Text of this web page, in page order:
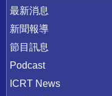
最新消息
新聞報導
節目訊息
Podcast
ICRT News